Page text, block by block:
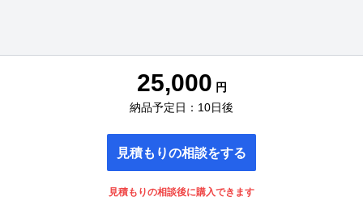
25,000 円
納品予定日：10日後
見積もりの相談をする
見積もりの相談後に購入できます